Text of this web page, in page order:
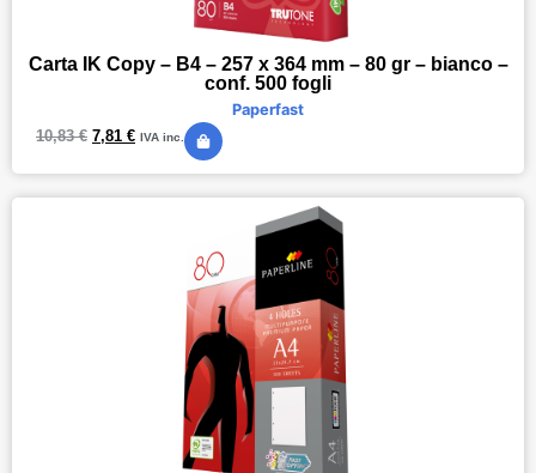
Carta IK Copy – B4 – 257 x 364 mm – 80 gr – bianco –
conf. 500 fogli
Paperfast
10,83€ 7,81 € IVA inc.